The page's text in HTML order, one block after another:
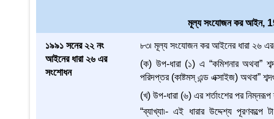
মূল্য সংযোজন কর আইন,
১৯৯১ সনের ২২ নং
আইনের ধারা ২৬ এর
সংশোধন
৮৩৷ মূল্য সংযোজন কর আইনের ধারা ২৬
(ক) উপ-ধারা (১) এ “কমিশনার অথবা”
পরিদপ্তর (কাষ্টমস্‌ এন্ড এক্সাইজ) অথবা”
(খ) উপ-ধারা (৬) এর শর্তাংশের পর
“ব্যাখ্যা৷- এই ধারার উদ্দেশ্য পূরণকল্পে